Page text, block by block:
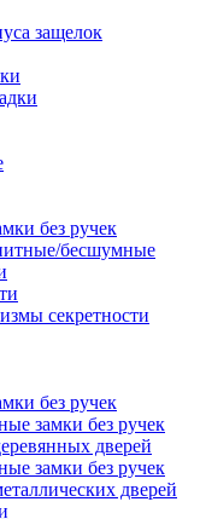
защелок
без ручек
бесшумные
секретности
без ручек
замки без ручек
дверей
замки без ручек
дверей